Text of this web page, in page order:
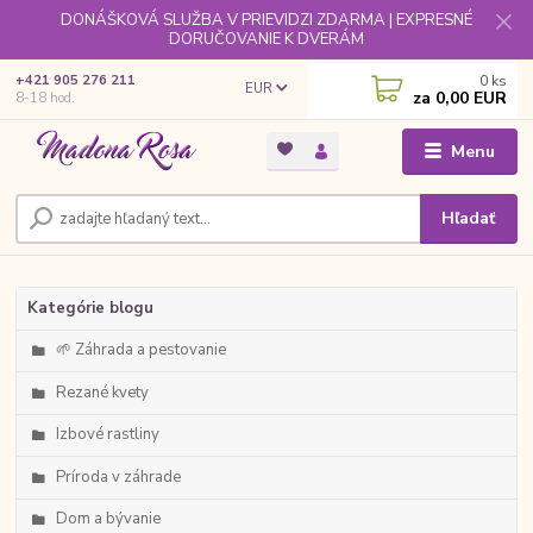
DONÁŠKOVÁ SLUŽBA V PRIEVIDZI ZDARMA | EXPRESNÉ
DORUČOVANIE K DVERÁM
Menu
EUR
Hľadať
+421 905 276 211
8-18 hod.
0 ks
za 0,00 EUR
Kategórie blogu
🌱 Záhrada a pestovanie
Rezané kvety
Izbové rastliny
Príroda v záhrade
Dom a bývanie